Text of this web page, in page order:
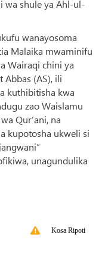
wa shule ya Ahl-ul-
wanayosoma
Malaika mwaminifu
Wairaqi chini ya
Abbas (AS), ili
kuthibitisha kwa
zao Waislamu
Qur’ani, na
kupotosha ukweli si
unagundulika
Kosa Ripoti